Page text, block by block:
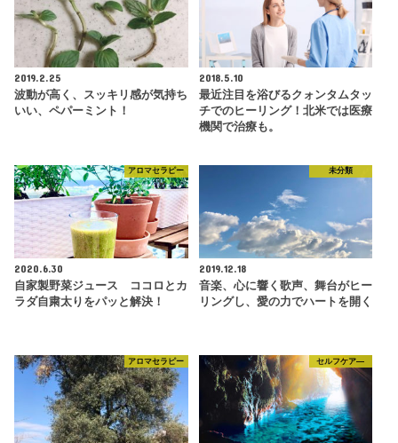
2019.2.25
波動が高く、スッキリ感が気持ち
いい、ペパーミント！
2018.5.10
最近注目を浴びるクォンタムタッ
チでのヒーリング！北米では医療
機関で治療も。
アロマセラピー
2020.6.30
自家製野菜ジュース ココロとカ
ラダ自粛太りをパッと解決！
未分類
2019.12.18
音楽、心に響く歌声、舞台がヒー
リングし、愛の力でハートを開く
アロマセラピー セルフケア―